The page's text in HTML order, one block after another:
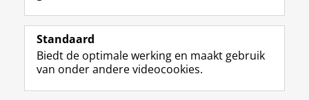
Volg de RUG
F
a
e
b
L
i
k
e
R
S
-
f
I
n
t
Y
o
T
Studiekiezers
Standaard
Biedt de optimale werking en maakt gebruik
van onder andere videocookies.